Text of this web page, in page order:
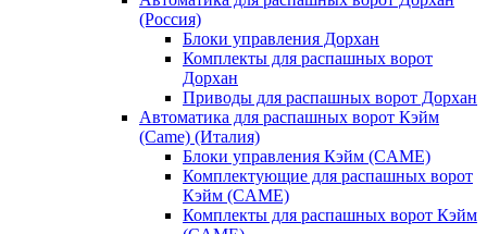
(Россия)
Блоки управления Дорхан
Комплекты для распашных ворот
Дорхан
Приводы для распашных ворот Дорхан
Автоматика для распашных ворот Кэйм
(Came) (Италия)
Блоки управления Кэйм (CAME)
Комплектующие для распашных ворот
Кэйм (CAME)
Комплекты для распашных ворот Кэйм